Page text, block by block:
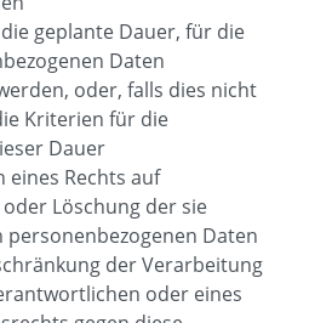
geplante Dauer, für die
Daten
oder, falls dies nicht
Kriterien für die
Dauer
eines Rechts auf
Löschung der sie
Daten
der Verarbeitung
oder eines